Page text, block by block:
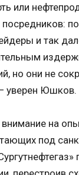
или
и так
но они не
уверен Юшков.
на
под